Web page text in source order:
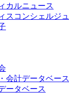
カルニュース
スコンシェルジュ
会計データベース
ータベース